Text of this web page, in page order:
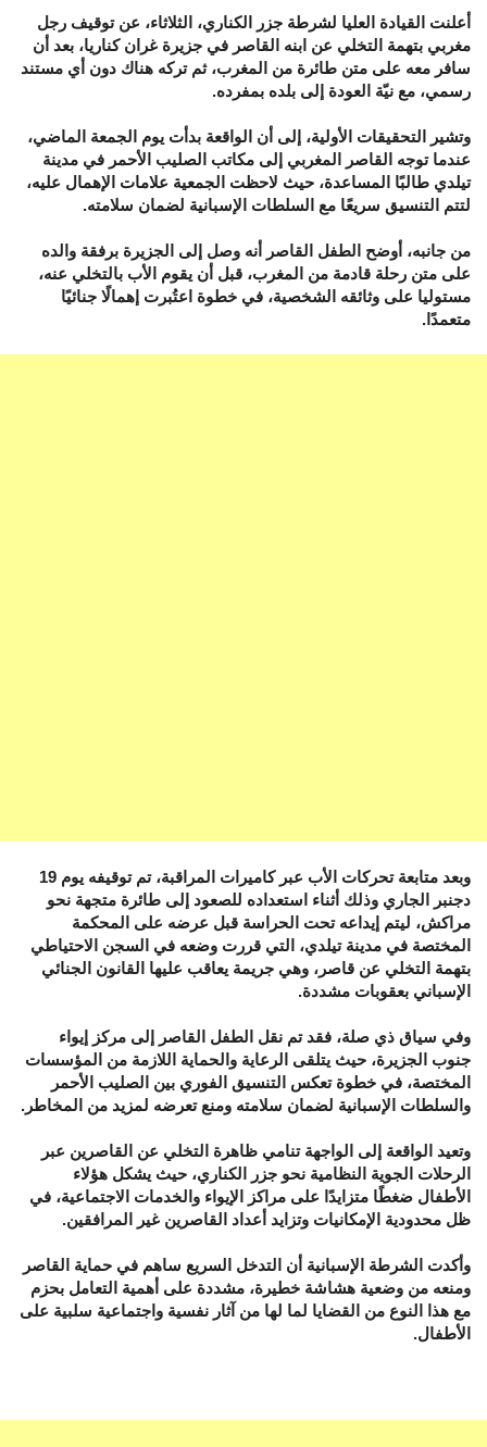
أعلنت القيادة العليا لشرطة جزر الكناري، الثلاثاء، عن توقيف رجل
مغربي بتهمة التخلي عن ابنه القاصر في جزيرة غران كناريا، بعد أن
سافر معه على متن طائرة من المغرب، ثم تركه هناك دون أي مستند
رسمي، مع نيّة العودة إلى بلده بمفرده.
وتشير التحقيقات الأولية، إلى أن الواقعة بدأت يوم الجمعة الماضي،
عندما توجه القاصر المغربي إلى مكاتب الصليب الأحمر في مدينة
تيلدي طالبًا المساعدة، حيث لاحظت الجمعية علامات الإهمال عليه،
لتتم التنسيق سريعًا مع السلطات الإسبانية لضمان سلامته.
من جانبه، أوضح الطفل القاصر أنه وصل إلى الجزيرة برفقة والده
على متن رحلة قادمة من المغرب، قبل أن يقوم الأب بالتخلي عنه،
مستوليا على وثائقه الشخصية، في خطوة اعتُبرت إهمالًا جنائيًا
متعمدًا.
وبعد متابعة تحركات الأب عبر كاميرات المراقبة، تم توقيفه يوم 19
دجنبر الجاري وذلك أثناء استعداده للصعود إلى طائرة متجهة نحو
مراكش، ليتم إيداعه تحت الحراسة قبل عرضه على المحكمة
المختصة في مدينة تيلدي، التي قررت وضعه في السجن الاحتياطي
بتهمة التخلي عن قاصر، وهي جريمة يعاقب عليها القانون الجنائي
الإسباني بعقوبات مشددة.
وفي سياق ذي صلة، فقد تم نقل الطفل القاصر إلى مركز إيواء
جنوب الجزيرة، حيث يتلقى الرعاية والحماية اللازمة من المؤسسات
المختصة، في خطوة تعكس التنسيق الفوري بين الصليب الأحمر
والسلطات الإسبانية لضمان سلامته ومنع تعرضه لمزيد من المخاطر.
وتعيد الواقعة إلى الواجهة تنامي ظاهرة التخلي عن القاصرين عبر
الرحلات الجوية النظامية نحو جزر الكناري، حيث يشكل هؤلاء
الأطفال ضغطًا متزايدًا على مراكز الإيواء والخدمات الاجتماعية، في
ظل محدودية الإمكانيات وتزايد أعداد القاصرين غير المرافقين.
وأكدت الشرطة الإسبانية أن التدخل السريع ساهم في حماية القاصر
ومنعه من وضعية هشاشة خطيرة، مشددة على أهمية التعامل بحزم
مع هذا النوع من القضايا لما لها من آثار نفسية واجتماعية سلبية على
الأطفال.